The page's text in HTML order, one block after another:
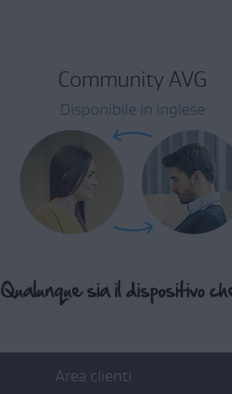
Community AVG
Disponibile in inglese
Area clienti